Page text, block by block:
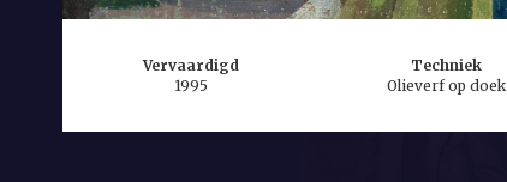
Vervaardigd
1995
Techniek
Olieverf op doek